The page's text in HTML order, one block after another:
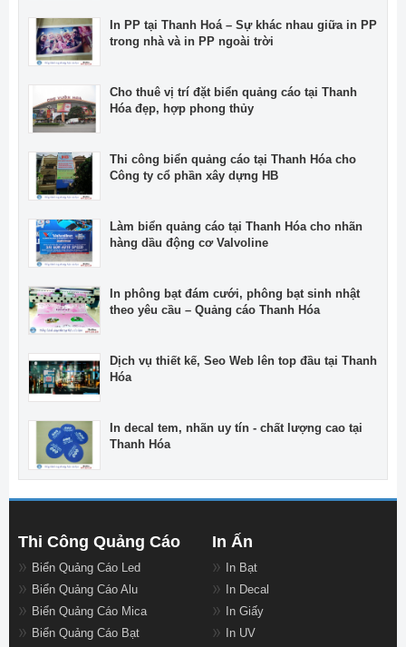
In PP tại Thanh Hoá – Sự khác nhau giữa in PP
trong nhà và in PP ngoài trời
Cho thuê vị trí đặt biển quảng cáo tại Thanh
Hóa đẹp, hợp phong thủy
Thi công biển quảng cáo tại Thanh Hóa cho
Công ty cổ phần xây dựng HB
Làm biển quảng cáo tại Thanh Hóa cho nhãn
hàng dầu động cơ Valvoline
In phông bạt đám cưới, phông bạt sinh nhật
theo yêu cầu – Quảng cáo Thanh Hóa
Dịch vụ thiết kế, Seo Web lên top đầu tại Thanh
Hóa
In decal tem, nhãn uy tín - chất lượng cao tại
Thanh Hóa
Thi Công Quảng Cáo
Biển Quảng Cáo Led
Biển Quảng Cáo Alu
Biển Quảng Cáo Mica
Biển Quảng Cáo Bạt
In Ấn
In Bạt
In Decal
In Giấy
In UV